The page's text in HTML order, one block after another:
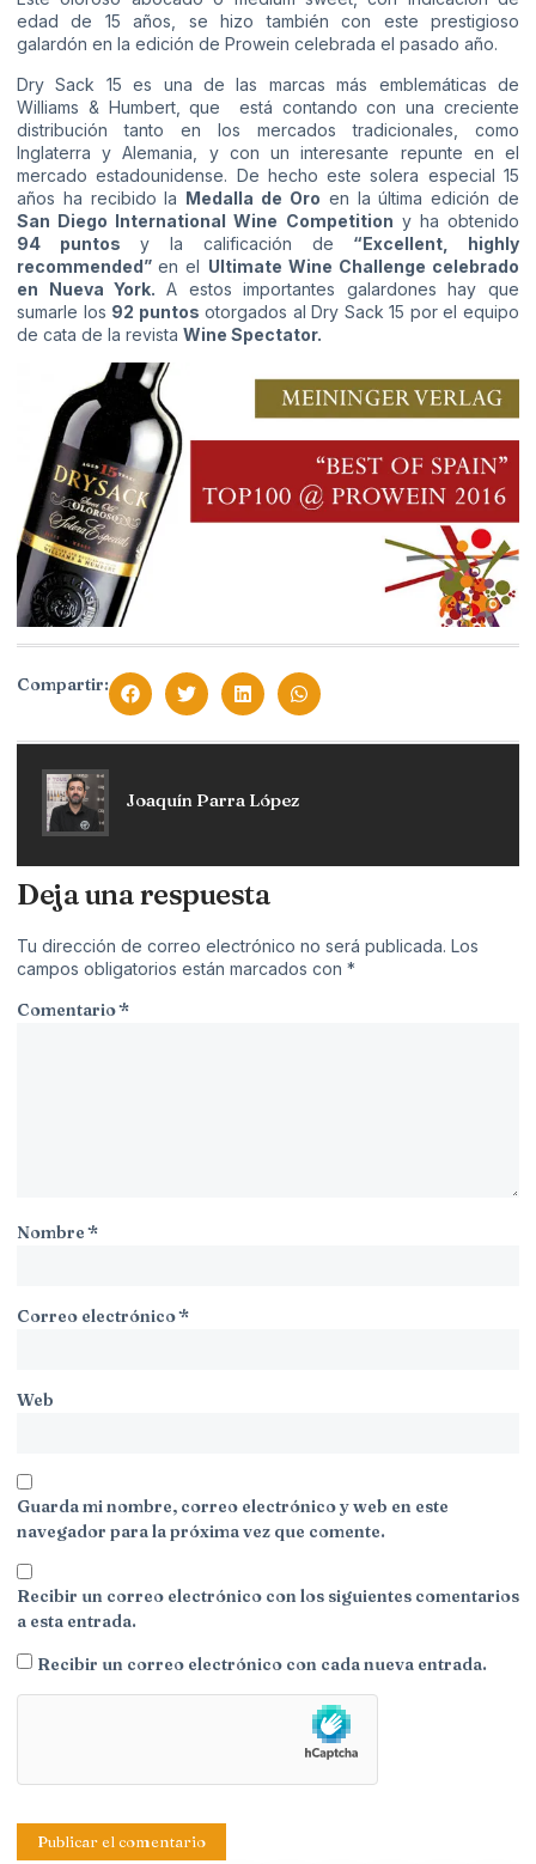
edad de 15 años, se hizo también con este prestigioso
galardón en la edición de Prowein celebrada el pasado año.
Dry Sack 15 es una de las marcas más emblemáticas de
Williams & Humbert, que está contando con una creciente
distribución tanto en los mercados tradicionales, como
Inglaterra y Alemania, y con un interesante repunte en el
mercado estadounidense. De hecho este solera especial 15
años ha recibido la Medalla de Oro en la última edición de
San Diego International Wine Competition y ha obtenido
94 puntos y la calificación de “Excellent, highly
recommended”en el Ultimate Wine Challenge celebrado
en Nueva York. A estos importantes galardones hay que
sumarle los 92 puntos otorgados al Dry Sack 15 por el equipo
de cata de la revista Wine Spectator.
Compartir:
Joaquín Parra López
Deja una respuesta
Tu dirección de correo electrónico no será publicada. Los
campos obligatorios están marcados con *
Comentario*
Nombre*
Correo electrónico*
Web
Guarda mi nombre, correo electrónico y web en este
navegador para la próxima vez que comente.
Recibir un correo electrónico con los siguientes comentarios
a esta entrada.
Recibir un correo electrónico con cada nueva entrada.